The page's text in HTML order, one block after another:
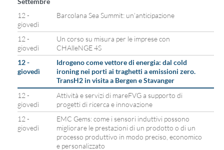
12 -
giovedì
Barcolana Sea Summit: un’anticipazione
12 -
giovedì
Un corso su misura per le imprese con
CHAlleNGE 4S
12 -
giovedì
Idrogeno come vettore di energia: dal cold
ironing nei porti ai traghetti a emissioni zero.
TransH2 in visita a Bergen e Stavanger
12 -
giovedì
Attività e servizi di mareFVG a supporto di
progetti di ricerca e innovazione
12 -
giovedì
EMC Gems: come i sensori induttivi possono
migliorare le prestazioni di un prodotto o di un
processo produttivo in modo preciso, economico
e personalizzato